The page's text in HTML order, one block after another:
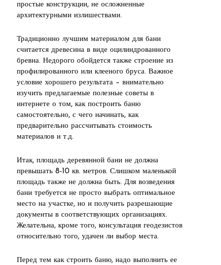
простые конструкции, не осложненные
архитектурными излишествами.
Традиционно лучшим материалом для бани
считается древесина в виде оцилиндрованного
бревна. Недорого обойдется также строение из
профилированного или клееного бруса. Важное
условие хорошего результата – внимательно
изучить предлагаемые полезные советы в
интернете о том, как построить баню
самостоятельно, с чего начинать, как
предварительно рассчитывать стоимость
материалов и т.д.
Итак, площадь деревянной бани не должна
превышать 8-10 кв. метров. Слишком маленькой
площадь также не должна быть. Для возведения
бани требуется не просто выбрать оптимальное
место на участке, но и получить разрешающие
документы в соответствующих организациях.
Желательна, кроме того, консультация геодезистов
относительно того, удачен ли выбор места.
Перед тем как строить баню, надо выполнить ее